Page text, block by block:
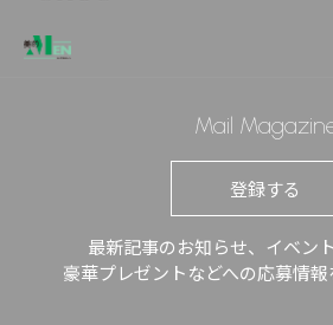
Mail
登録する
最新記事のお知らせ、イベン
豪華プレゼントなどへの応募情報